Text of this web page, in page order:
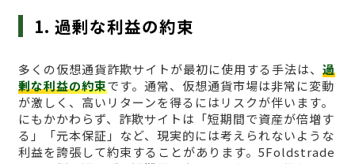
1. 過剰な利益の約束
多くの仮想通貨詐欺サイトが最初に使用する手法は、 過
剰な利益の約束です。通常、仮想通貨市場は非常に変動
が激しく、高いリターンを得るにはリスクが伴います。
にもかかわらず、詐欺サイトは「短期間で資産が倍増す
る」「元本保証」など、現実的には考えられないような
利益を誇張して約束することがあります。5Foldstrade